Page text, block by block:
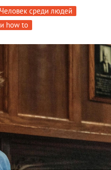
Человек среди людей
how to